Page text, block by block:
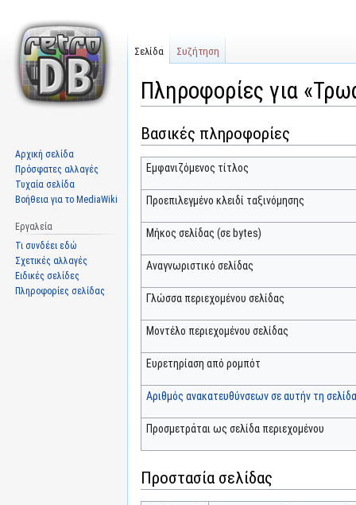
Πληροφορίες για
Μετάβαση
στην
πλοήγηση
Πήδηση
στην
αναζήτηση
Βασικές πληροφορίες
Εμφανιζόμενος τίτλος
Προεπιλεγμένο κλειδί ταξινόμησης
Μήκος σελίδας (σε bytes)
Αναγνωριστικό σελίδας
Γλώσσα περιεχομένου σελίδας
Μοντέλο περιεχομένου σελίδας
Ευρετηρίαση από ρομπότ
Αριθμός ανακατευθύνσεων σε αυτήν τη σελίδα
Προσμετράται ως σελίδα περιεχομένου
Προστασία σελίδας
Σελίδα Συζήτηση
Αρχική σελίδα
Πρόσφατες αλλαγές
Τυχαία σελίδα
Βοήθεια για το MediaWiki
Εργαλεία
Τι συνδέει εδώ
Σχετικές αλλαγές
Ειδικές σελίδες
Πληροφορίες σελίδας